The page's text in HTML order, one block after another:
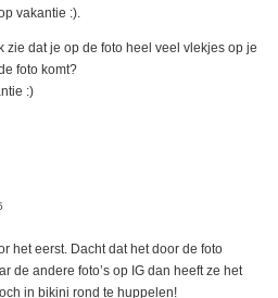
vakantie :).
zie dat je op de foto heel veel vlekjes op je
foto komt?
:)
het eerst. Dacht dat het door de foto
de andere foto’s op IG dan heeft ze het
in bikini rond te huppelen!